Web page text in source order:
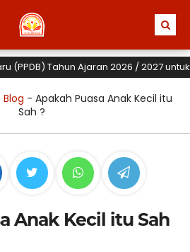
Tahun Ajaran 2026 / 2027 untuk
Blog - Apakah Puasa Anak Kecil itu
Sah ?
Anak Kecil itu Sah